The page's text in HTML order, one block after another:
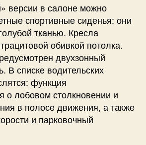
версии в салоне можно
спортивные сиденья: они
тканью. Кресла
обивкой потолка.
двухзонный
В списке водительских
функция
о лобовом столкновении и
в полосе движения, а также
и парковочный